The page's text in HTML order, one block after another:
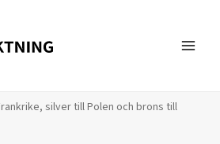
silver till Polen och brons till